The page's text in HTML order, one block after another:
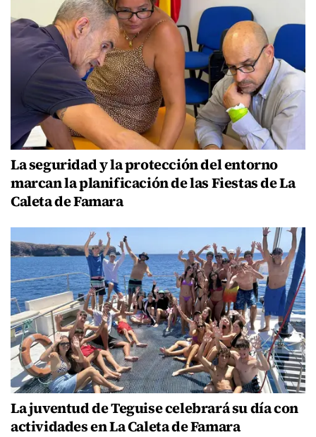
La seguridad y la protección del entorno
marcan la planificación de las Fiestas de La
Caleta de Famara
La juventud de Teguise celebrará su día con
actividades en La Caleta de Famara